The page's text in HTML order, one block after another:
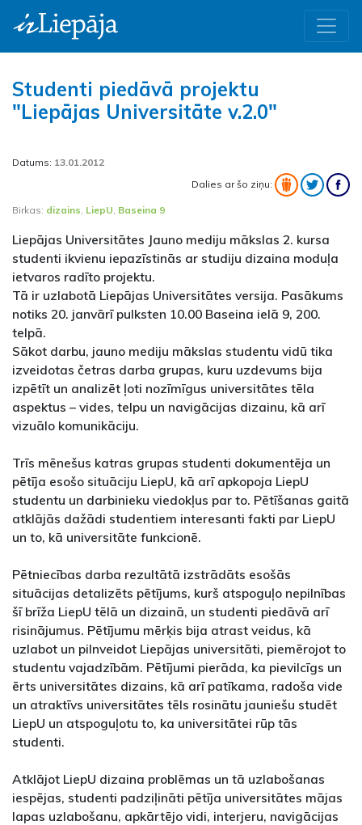
Studenti piedāvā projektu
"Liepājas Universitāte v.2.0"
Datums: 13.01.2012
Dalies ar šo ziņu:
Birkas: dizains LiepU Baseina 9
Liepājas Universitātes Jauno mediju mākslas 2. kursa
studenti ikvienu iepazīstinās ar studiju dizaina moduļa
ietvaros radīto projektu.
Tā ir uzlabotā Liepājas Universitātes versija. Pasākums
notiks 20. janvārī pulksten 10.00 Baseina ielā 9, 200.
telpā.
Sākot darbu, jauno mediju mākslas studentu vidū tika
izveidotas četras darba grupas, kuru uzdevums bija
izpētīt un analizēt ļoti nozīmīgus universitātes tēla
aspektus – vides, telpu un navigācijas dizainu, kā arī
vizuālo komunikāciju.
Trīs mēnešus katras grupas studenti dokumentēja un
pētīja esošo situāciju LiepU, kā arī apkopoja LiepU
studentu un darbinieku viedokļus par to. Pētīšanas gaitā
atklājās dažādi studentiem interesanti fakti par LiepU
un to, kā universitāte funkcionē.
Pētniecības darba rezultātā izstrādāts esošās
situācijas detalizēts pētījums, kurš atspoguļo nepilnības
šī brīža LiepU tēlā un dizainā, un studenti piedāvā arī
risinājumus. Pētījumu mērķis bija atrast veidus, kā
uzlabot un pilnveidot Liepājas universitāti, piemērojot to
studentu vajadzībām. Pētījumi pierāda, ka pievilcīgs un
ērts universitātes dizains, kā arī patīkama, radoša vide
un atraktīvs universitātes tēls rosinātu jauniešu studēt
LiepU un atspoguļotu to, ka universitātei rūp tās
studenti.
Atklājot LiepU dizaina problēmas un tā uzlabošanas
iespējas, studenti padziļināti pētīja universitātes mājas
lapas uzlabošanu, apkārtējo vidi, interjeru, navigācijas